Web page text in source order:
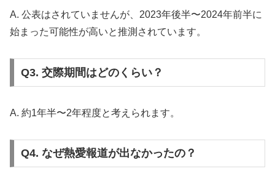
A. 公表はされていませんが、2023年後半〜2024年前半に
始まった可能性が高いと推測されています。
Q3. 交際期間はどのくらい？
A. 約1年半〜2年程度と考えられます。
Q4. なぜ熱愛報道が出なかったの？